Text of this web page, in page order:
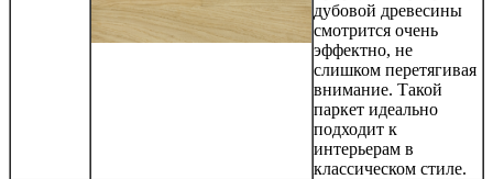
дубовой древесины
смотрится очень
эффектно, не
слишком перетягивая
внимание. Такой
паркет идеально
подходит к
интерьерам в
классическом стиле.